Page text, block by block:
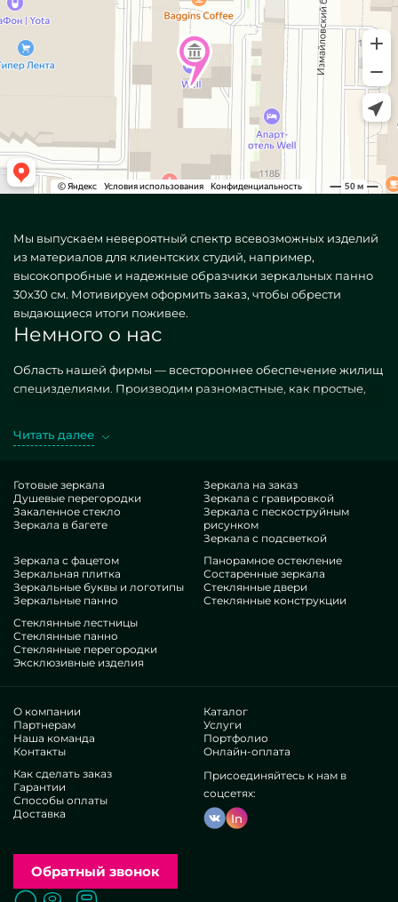
Мы выпускаем невероятный спектр всевозможных изделий
из материалов для клиентских студий, например,
высокопробные и надежные образчики зеркальных панно
30х30 см. Мотивируем оформить заказ, чтобы обрести
выдающиеся итоги поживее.
Немного о нас
Область нашей фирмы — всестороннее обеспечение жилищ
специзделиями. Производим разномастные, как простые,
единицы в версии MILONYA, вы стопроцентно сознаете, что
сдающий типовым аналогам. Если вы стремитесь
усовершенствовать свои дома, привнести им гламура,
персонализации, точно оцените наши лоты, от зеркальных
панно 30х30 см и до отличных опций.
Достоинства нашей бригады
В нашем составе — специалисты наиболее разномастных
неугодливых заказчиков. Упорно работают над улучшением
собственных способностей, предусматривают, как мыслить в
нелегких ситуациях. Смастерят и построят Панно
зеркальные 30х30 см под ключ.
Выслужили взаимодоверие сотен успешных бизнесов и
индивидуальных пользователей. Море великолепных
рецензий —удостоверьтесь самосильно.
Существуем без прокси, это дозволяет
рационализировать существующие схемы,
реализовывать все оперативнее, занизить ценник. Вот
почему разработки и обслуживание в виде зеркальных
панно 30х30 см будут исключительно бесподобными и
демократичными. Персональное исполнение позволяет
произвольные фантазии.
Чтобы убыстрить подбор безупречных вещей, мы
преподносим вариативность разнотипных итераций в
Читать далее
Готовые зеркала
Душевые перегородки
Закаленное стекло
Зеркала в багете
Зеркала на заказ
Зеркала с гравировкой
Зеркала с пескоструйным
рисунком
Зеркала с подсветкой
Зеркала с фацетом
Зеркальная плитка
Зеркальные буквы и логотипы
Зеркальные панно
Панорамное остекление
Состаренные зеркала
Стеклянные двери
Стеклянные конструкции
Стеклянные лестницы
Стеклянные панно
Стеклянные перегородки
Эксклюзивные изделия
О компании
Партнерам
Наша команда
Контакты
Каталог
Услуги
Портфолио
Онлайн-оплата
Как сделать заказ
Гарантии
Способы оплаты
Доставка
Присоединяйтесь к нам в
соцсетях:
In
Обратный звонок